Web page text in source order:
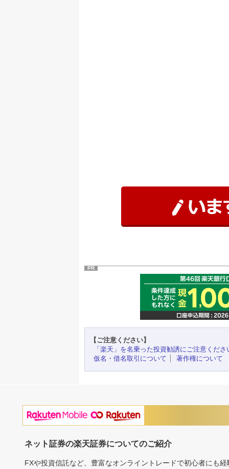
PR
【ご注意ください】
「楽天」を名乗った投資勧誘にご注意くださ
仮名・借名取引について
著作権について
ネット証券の楽天証券についてのご紹介
FXや投資信託など、豊富なオンライントレードで初心者にも